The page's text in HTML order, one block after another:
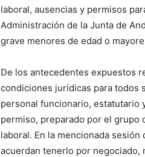
laboral, ausencias y permisos
Administración de la Junta de
grave menores de edad o
De los antecedentes expuestos
condiciones jurídicas para todos
personal funcionario, estatutario
permiso, preparado por el grupo
laboral. En la mencionada
acuerdan tenerlo por negociado,